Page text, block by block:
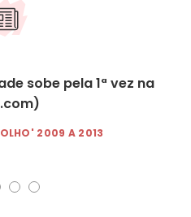
sobe pela 1ª vez na
2009 A 2013